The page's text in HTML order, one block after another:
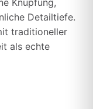
Detailtiefe.
traditioneller
als echte